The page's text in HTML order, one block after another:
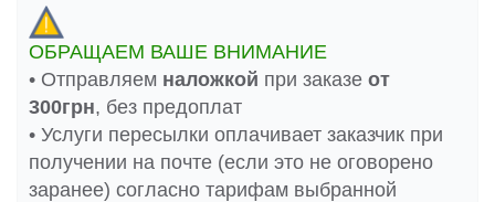
ОБРАЩАЕМ ВАШЕ ВНИМАНИЕ
• Отправляем наложкой при заказе от
300грн, без предоплат
• Услуги пересылки оплачивает заказчик при
получении на почте (если это не оговорено
заранее) согласно тарифам выбранной